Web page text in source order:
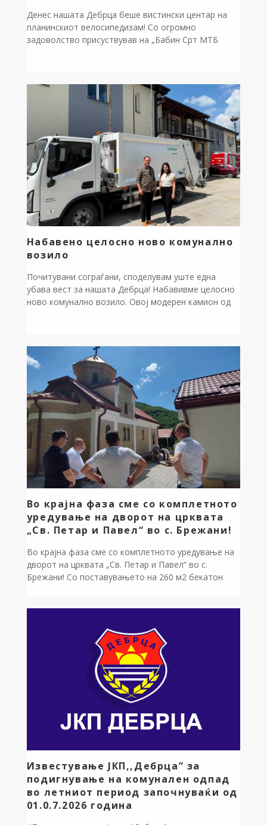
Денес нашата Дебрца беше вистински центар на
планинскиот велосипедизам! Со огромно
задоволство присуствував на „Бабин Срт МТБ
очекуваните 100, пречекавме дури 178
велосипедисти од целата држава кои уживаа во
возењето по патеката Лактиње – Годивје –
Набавено целосно ново комунално
возило
Почитувани сограѓани, споделувам уште една
убава вест за нашата Дебрца! Набавивме целосно
ново комунално возило. Овој модерен камион од
заложба за нова комунална механизација. Нашите
села и природата заслужуваат највисоко ниво на
хигиена. […]
Во крајна фаза сме со комплетното
уредување на дворот на црквата
„Св. Петар и Павел“ во с. Брежани!
Во крајна фаза сме со комплетното уредување на
дворот на црквата „Св. Петар и Павел“ во с.
Брежани! Со поставувањето на 260 м2 бекатон
и да градиме во секое населено место во нашата
Известување ЈКП,,Дебрца” за
подигнување на комунален одпад
во летниот период започнуваќи од
01.0.7.2026 година